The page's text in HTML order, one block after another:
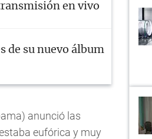
en vivo
de su nuevo álbum
anunció las
eufórica y muy